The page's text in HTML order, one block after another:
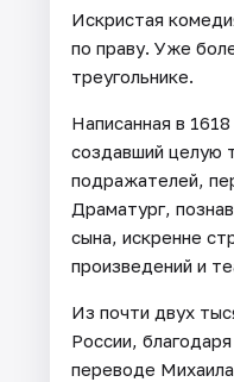
Искристая
по праву. Уже
треугольнике.
Написанная в
создавший целую
подражателей,
Драматург,
сына, искренне
произведений и
Из почти двух
России,
переводе